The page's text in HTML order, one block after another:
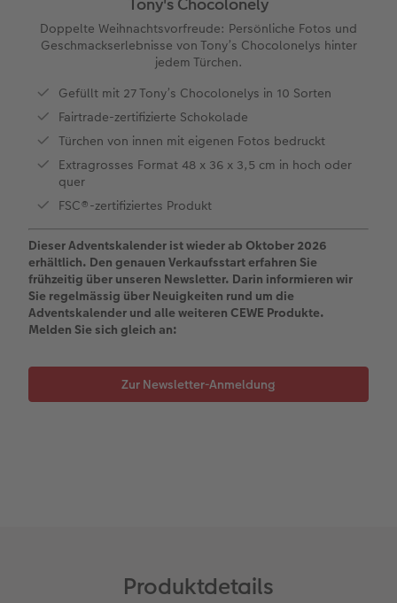
Personalisierter Schuber
Erinnerungstasche
CEWE FOTOBUCH Kids
Einband mit Leder und Leinen
Webinare
Kundenbeispiele
Coffeetable Book «Art Collection»
Nature Prints
Premium Poster
Fotosets
Fotosticker
Zubehör
Photo Streetmap Poster
Fotocollage
hexxas
Acrylglas
Gallery Print
Hartschaum
Wandgestaltung
Weitere Anlässe
Klappkarten
Fotokarten
Postkarten
Einzelkarten im Direktversand
Spiele
Schule & Büro
Haustiere
Faber-Castell
Geschenkidee
CEWE Geschenkgutschein
Neuheiten
Silikonhüllen
Kunststoffhüllen
Lederhüllen
Holzhülle
Wandkalender mit Design
Wandkalender A4
Wandkalender A4 Panorama
Wandkalender A3
Tischkalender Quadratisch
Sofortgrusskarten
Sofortfotosets
Sofortcollagen
Mehrteilige Sofortfotos
Biometrische Passfotos
Zum Geburtstag
Muttertagsgeschenke
Geschenke zum Abschied
Fotogeschenke zum Osterfest
Hochzeit
Jahrbuch
Fotowettbewerbe
Kundengeschichten
Doppelte Weihnachtsvorfreude: Persönliche Fotos und
Geschmackserlebnisse von Tony’s Chocolonelys hinter
jedem Türchen.
Gefüllt mit 27 Tony’s Chocolonelys in 10 Sorten
Fairtrade-zertifizierte Schokolade
Türchen von innen mit eigenen Fotos bedruckt
Extragrosses Format 48 x 36 x 3,5 cm in hoch oder
quer
FSC®-zertifiziertes Produkt
Dieser Adventskalender ist wieder ab Oktober 2026
erhältlich. Den genauen Verkaufsstart erfahren Sie
frühzeitig über unseren Newsletter. Darin informieren wir
Sie regelmässig über Neuigkeiten rund um die
Adventskalender und alle weiteren CEWE Produkte.
Melden Sie sich gleich an:
Zur Newsletter-Anmeldung
Produktdetails